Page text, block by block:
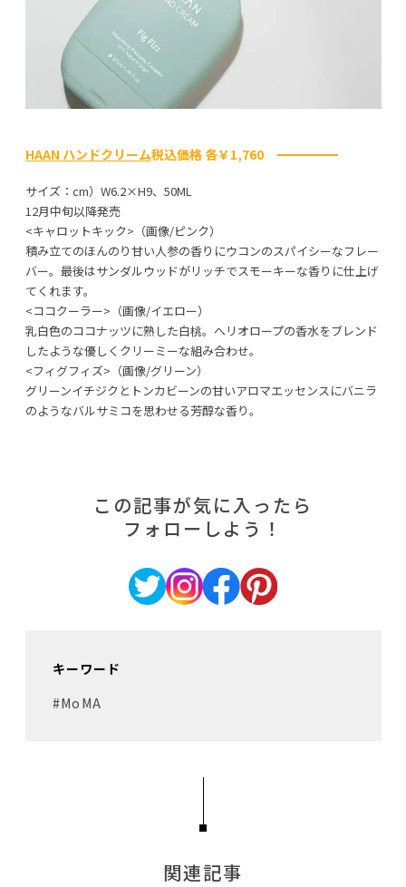
HAAN ハンドクリーム税込価格 各￥1,760
サイズ：cm）W6.2×H9、50ML
12月中旬以降発売
<キャロットキック>（画像/ピンク）
積み立てのほんのり甘い人参の香りにウコンのスパイシーなフレー
バー。最後はサンダルウッドがリッチでスモーキーな香りに仕上げ
てくれます。
<ココクーラー>（画像/イエロー）
乳白色のココナッツに熟した白桃。へリオロープの香水をブレンド
したような優しくクリーミーな組み合わせ。
<フィグフィズ>（画像/グリーン）
グリーンイチジクとトンカビーンの甘いアロマエッセンスにバニラ
のようなバルサミコを思わせる芳醇な香り。
この記事が気に入ったら
フォローしよう！
キーワード
#MoMA
関連記事